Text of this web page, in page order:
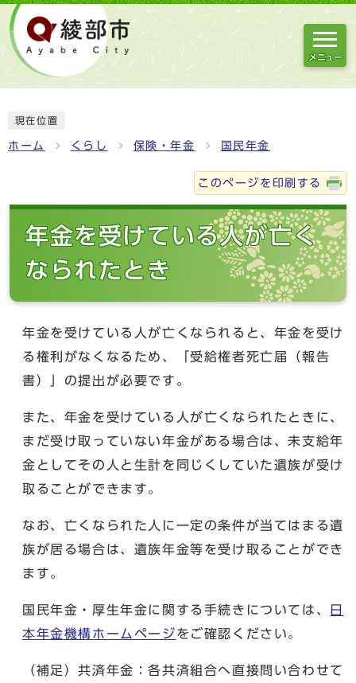
メニュー
現在位置
ホーム くらし 保険・年金 国民年金
このページを印刷する
年金を受けている人が亡く
なられたとき
年金を受けている人が亡くなられると、年金を受け
る権利がなくなるため、「受給権者死亡届（報告
書）」の提出が必要です。
また、年金を受けている人が亡くなられたときに、
まだ受け取っていない年金がある場合は、未支給年
金としてその人と生計を同じくしていた遺族が受け
取ることができます。
なお、亡くなられた人に一定の条件が当てはまる遺
族が居る場合は、遺族年金等を受け取ることができ
ます。
国民年金・厚生年金に関する手続きについては、
日
本年金機構ホームページをご確認ください。
（補足）共済年金：各共済組合へ直接問い合わせて